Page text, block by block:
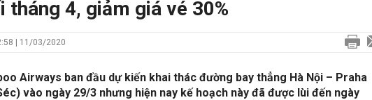
tháng 4, giảm giá vé 30%
| 11/03/2020
Airways ban đầu dự kiến khai thác đường bay thẳng Hà Nội – Praha
vào ngày 29/3 nhưng hiện nay kế hoạch này đã được lùi đến ngày